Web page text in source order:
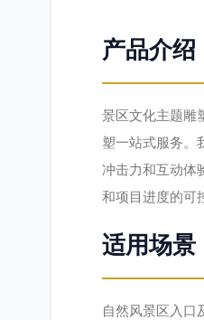
产品介绍
景区文化主题雕
塑一站式服务。
冲击力和互动体
和项目进度的可
适用场景
自然风景区入口